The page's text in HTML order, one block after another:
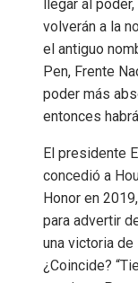
llegar al
volverán a la
el antiguo
Pen, Frente
poder más
entonces
El presidente
concedió a
Honor en
para advertir
una victoria
¿Coincide?